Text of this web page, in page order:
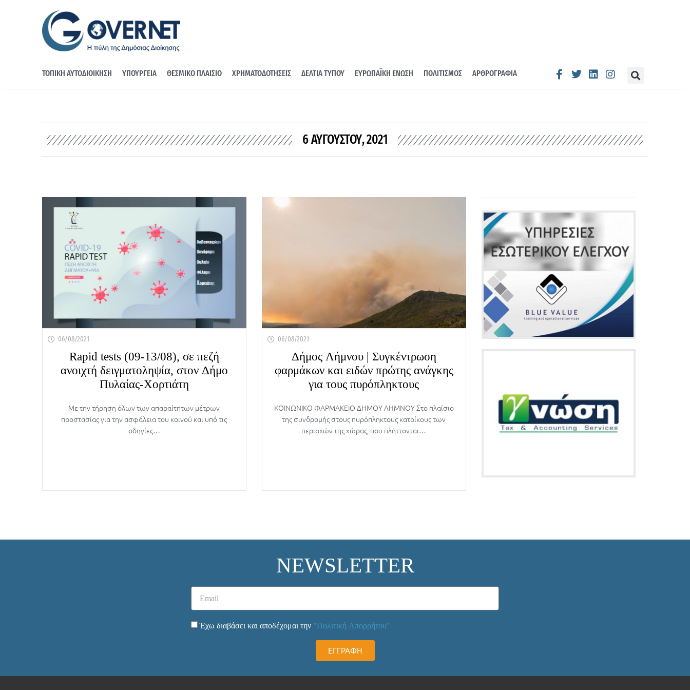
ΤΟΠΙΚΗ ΑΥΤΟΔΙΟΙΚΗΣΗ ΥΠΟΥΡΓΕΙΑ ΘΕΣΜΙΚΟ ΠΛΑΙΣΙΟ ΧΡΗΜΑΤΟΔΟΤΗΣΕΙΣ ΔΕΛΤΙΑ ΤΥΠΟΥ ΕΥΡΩΠΑΪΚΗ ΕΝΩΣΗ ΠΟΛΙΤΙΣΜΟΣ ΑΡΘΡΟΓΡΑΦΙΑ
6 ΑΥΓΟΎΣΤΟΥ, 2021
06/08/2021
Rapid tests (09-13/08), σε πεζή
ανοιχτή δειγματοληψία, στον Δήμο
Πυλαίας-Χορτιάτη
Με την τήρηση όλων των απαραίτητων μέτρων
προστασίας για την ασφάλεια του κοινού και υπό τις
οδηγίες…
06/08/2021
Δήμος Λήμνου | Συγκέντρωση
φαρμάκων και ειδών πρώτης ανάγκης
για τους πυρόπληκτους
ΚΟΙΝΩΝΙΚΟ ΦΑΡΜΑΚΕΙΟ ΔΗΜΟΥ ΛΗΜΝΟΥ Στο πλαίσιο
της συνδρομής στους πυρόπληκτους κατοίκους των
περιοχών της χώρας, που πλήττονται…
NEWSLETTER
Έχω διαβάσει και αποδέχομαι την "Πολιτική Απορρήτου"
ΕΓΓΡΑΦΗ